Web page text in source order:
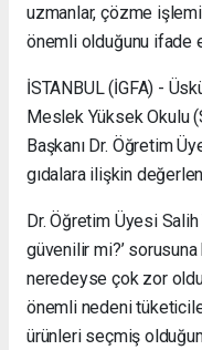
uzmanlar, çözme
önemli olduğunu ifade
İSTANBUL (İGFA) -
Meslek Yüksek Okulu
Başkanı Dr. Öğretim
gıdalara ilişkin
Dr. Öğretim Üyesi Salih
güvenilir mi?’
neredeyse çok zor
önemli nedeni
ürünleri seçmiş